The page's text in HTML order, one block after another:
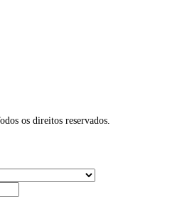
os direitos reservados.